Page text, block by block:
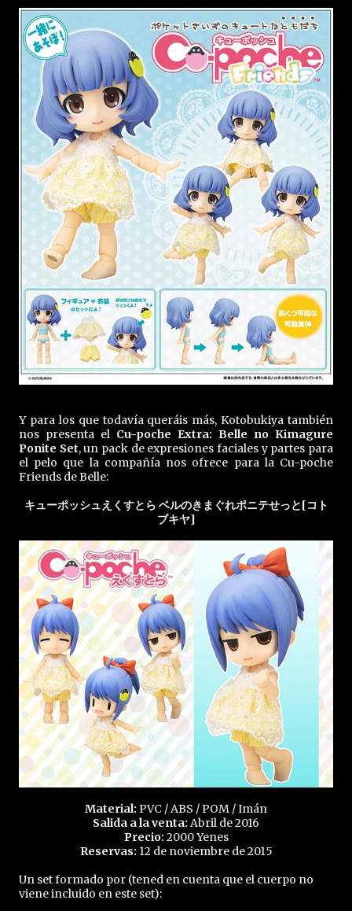
Y para los que todavía queráis más, Kotobukiya también
nos presenta el Cu-poche Extra: Belle no Kimagure
Ponite Set, un pack de expresiones faciales y partes para
el pelo que la compañía nos ofrece para la Cu-poche
Friends de Belle:
キューポッシュえくすとら ベルのきまぐれポニテせっと[コト
ブキヤ]
Material: PVC / ABS / POM / Imán
Salida a la venta: Abril de 2016
Precio: 2000 Yenes
Reservas: 12 de noviembre de 2015
Un set formado por (tened en cuenta que el cuerpo no
viene incluido en este set):